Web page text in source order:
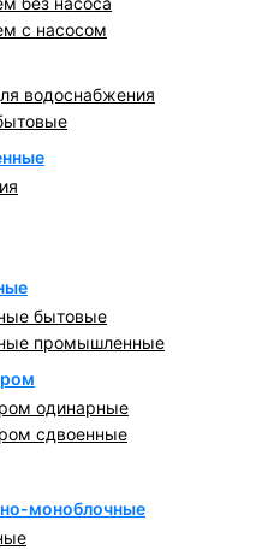
с насосом
водоснабжения
бытовые
промышленные
одинарные
сдвоенные
моноблочные